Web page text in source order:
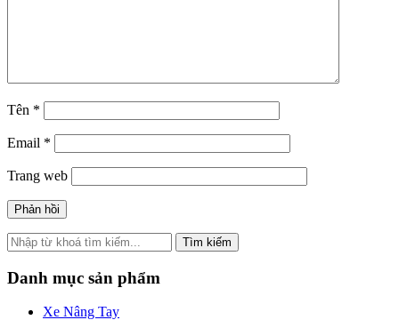
Tên *
Email *
Trang web
Tìm kiếm
Danh mục sản phẩm
Xe Nâng Tay